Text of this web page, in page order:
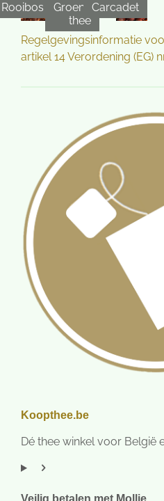
Rooibos
Groene
thee
Carcadet
Regelgevingsinformatie
artikel 14 Verordening (EG)
Koopthee.be
Dé thee winkel voor België
Veilig betalen met Mollie